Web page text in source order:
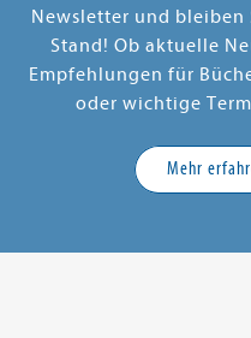
Newsletter und bleiben
Stand! Ob aktuelle
Empfehlungen für
oder wichtige
Mehr